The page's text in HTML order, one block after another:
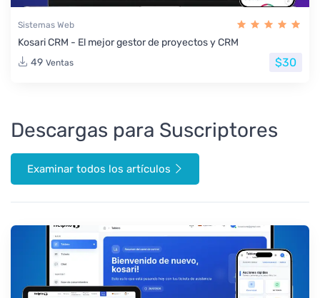
Sistemas Web
Kosari CRM - El mejor gestor de proyectos y CRM
49 Ventas $30
Descargas para Suscriptores
Examinar todos los artículos